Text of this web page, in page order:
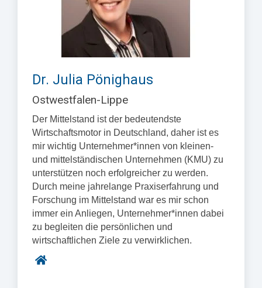
Dr. Julia Pönighaus
Ostwestfalen-Lippe
Der Mittelstand ist der bedeutendste
Wirtschaftsmotor in Deutschland, daher ist es
mir wichtig Unternehmer*innen von kleinen-
und mittelständischen Unternehmen (KMU) zu
unterstützen noch erfolgreicher zu werden.
Durch meine jahrelange Praxiserfahrung und
Forschung im Mittelstand war es mir schon
immer ein Anliegen, Unternehmer*innen dabei
zu begleiten die persönlichen und
wirtschaftlichen Ziele zu verwirklichen.